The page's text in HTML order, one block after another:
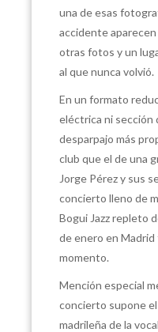
una de esas
accidente
otras fotos y un
al que nunca volvió.
En un formato
eléctrica ni sección
desparpajo más
club que el de una
Jorge Pérez y sus
concierto lleno de
Bogui Jazz repleto
de enero en
momento.
Mención especial
concierto supone
madrileña de la